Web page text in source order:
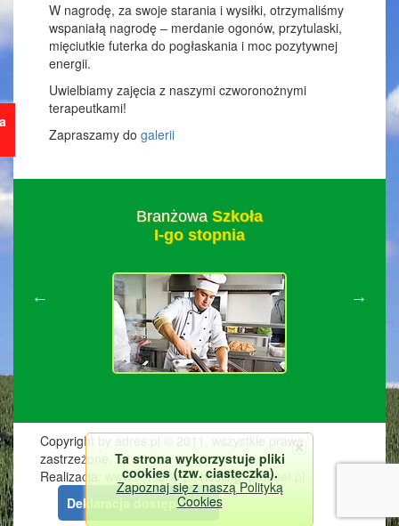
W nagrodę, za swoje starania i wysiłki, otrzymaliśmy
wspaniałą nagrodę – merdanie ogonów, przytulaski,
mięciutkie futerka do pogłaskania i moc pozytywnej
energii.
Uwielbiamy zajęcia z naszymi czworonożnymi
terapeutkami!
Zapraszamy do galerii
Branżowa Szkoła
I-go stopnia
Copyright by adres.pl © 2011, wszystkie prawa
zastrzeżone.
Realizacja: www.corsario.pl, hosting:prosnet.pl
Deklaracja dostępności
Ta strona wykorzystuje pliki
cookies (tzw. ciasteczka).
Zapoznaj się z naszą Polityką
Cookies